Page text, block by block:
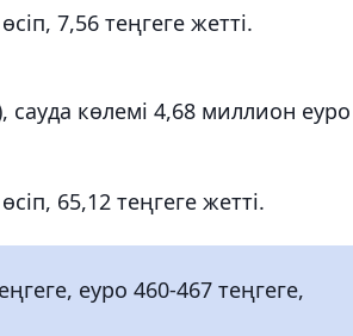
7,56 теңгеге жетті.
көлемі 4,68 миллион еуро
65,12 теңгеге жетті.
еуро 460-467 теңгеге,